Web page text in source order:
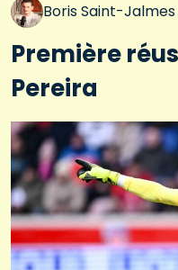
Boris Saint-Jalmes
Première
Pereira